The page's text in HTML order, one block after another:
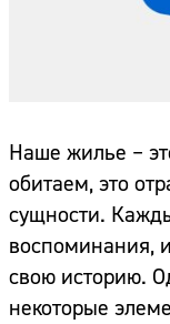
Наше жилье –
обитаем, это
сущности.
воспоминания,
свою историю.
некоторые